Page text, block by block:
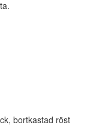
bortkastad röst